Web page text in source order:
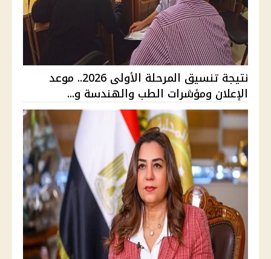
نتيجة تنسيق المرحلة الأولى 2026.. موعد
الإعلان ومؤشرات الطب والهندسة و...